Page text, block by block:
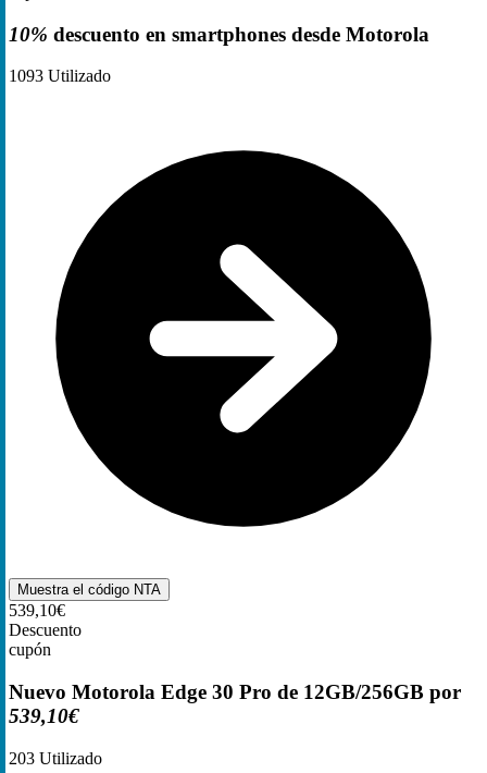
10% descuento en smartphones desde Motorola
1093 Utilizado
Muestra el código NTA
539,10€
Descuento
cupón
Nuevo Motorola Edge 30 Pro de 12GB/256GB por
539,10€
203 Utilizado